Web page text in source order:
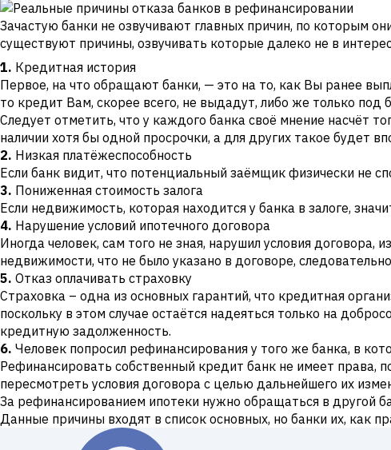
Зачастую банки не озвучивают главных причин, по которым
существуют причины, озвучивать которые далеко не в
1. Кредитная история
Первое, на что обращают банки, — это на то, как Вы ранее
то кредит Вам, скорее всего, не выдадут, либо же только под
Следует отметить, что у каждого банка своё мнение насчёт
наличии хотя бы одной просрочки, а для других такое будет
2. Низкая платёжеспособность
Если банк видит, что потенциальный заёмщик физически не
3. Пониженная стоимость залога
Если недвижимость, которая находится у банка в залоге,
4. Нарушение условий ипотечного договора
Иногда человек, сам того не зная, нарушил условия
недвижимости, что не было указано в договоре,
5. Отказ оплачивать страховку
Страховка – одна из основных гарантий, что кредитная
поскольку в этом случае остаётся надеяться только на
кредитную задолженность.
6. Человек попросил рефинансирования у того же банка, в
Рефинансировать собственный кредит банк не имеет права,
пересмотреть условия договора с целью дальнейшего их
За рефинансированием ипотеки нужно обращаться в другой
Данные причины входят в список основных, но банки их, как